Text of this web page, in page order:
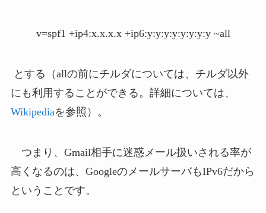
v=spf1 +ip4:x.x.x.x +ip6:y:y:y:y:y:y:y:y ~all
とする（allの前にチルダについては、チルダ以外
にも利用することができる。詳細については、
Wikipediaを参照）。
つまり、Gmail相手に迷惑メール扱いされる率が
高くなるのは、GoogleのメールサーバもIPv6だから
ということです。